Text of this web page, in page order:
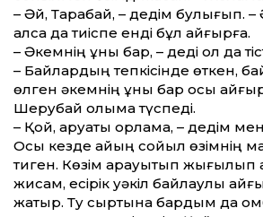
– Әй, Тарақбай, – дедім булығып. –
қалса да тиіспе енді бұл айғырға.
– Әкемнің құны бар, – деді ол да
– Байлардың тепкісінде өткен,
өлген әкемнің құны бар осы
Шерубай қолыма түспеді.
– Қой, аруақты қорлама, – дедім
Осы кезде қайың сойыл өзімнің
тиген. Көзім қарауытып жығылып
жисам, есірік уәкіл байлаулы
жатыр. Ту сыртына бардым да